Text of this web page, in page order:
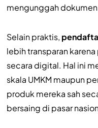
mengunggah
Selain praktis,
lebih transparan
secara digital. Hal ini
skala UMKM maupun
produk mereka sah
bersaing di pasar